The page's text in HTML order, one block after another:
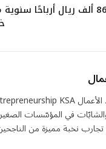
86 ألف ريال أرباحًا
في المؤسّسات
نخبة مميزة من